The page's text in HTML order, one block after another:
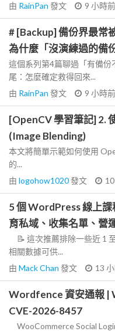
由 RainPan 發文 9 小時前
# [Backup] 備份界最常
為什麼「沒演練過的備
這個系列第4篇聊過「有備
尾：怎麼確定救得回來...
由 RainPan 發文 9 小時前
[OpenCV 學習筆記] 2.
(Image Blending)
本文將簡單示範如何使用
的...
由 logohow1020發文
5 個 WordPress 線上
育私域、收集名單、營
📝 這次推薦排除一些近 1
相關數據可供...
由 Mack Chan 發文 13
Wordfence 資安通報 |
CVE-2026-8457
WooCommerce Social